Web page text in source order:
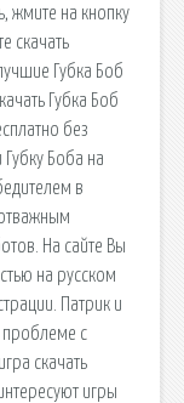
жмите на кнопку
скачать
Губка Боб
Губка Боб
без
Боба на
в
На сайте Вы
на русском
Патрик и
проблеме с
скачать
игры